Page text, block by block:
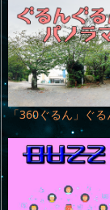
「360ぐるん」ぐ